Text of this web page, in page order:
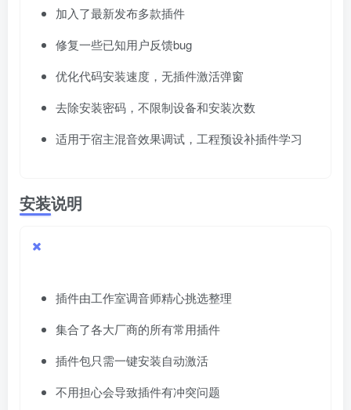
加入了最新发布多款插件
修复一些已知用户反馈bug
优化代码安装速度，无插件激活弹窗
去除安装密码，不限制设备和安装次数
适用于宿主混音效果调试，工程预设补插件学习
安装说明
插件由工作室调音师精心挑选整理
集合了各大厂商的所有常用插件
插件包只需一键安装自动激活
不用担心会导致插件有冲突问题